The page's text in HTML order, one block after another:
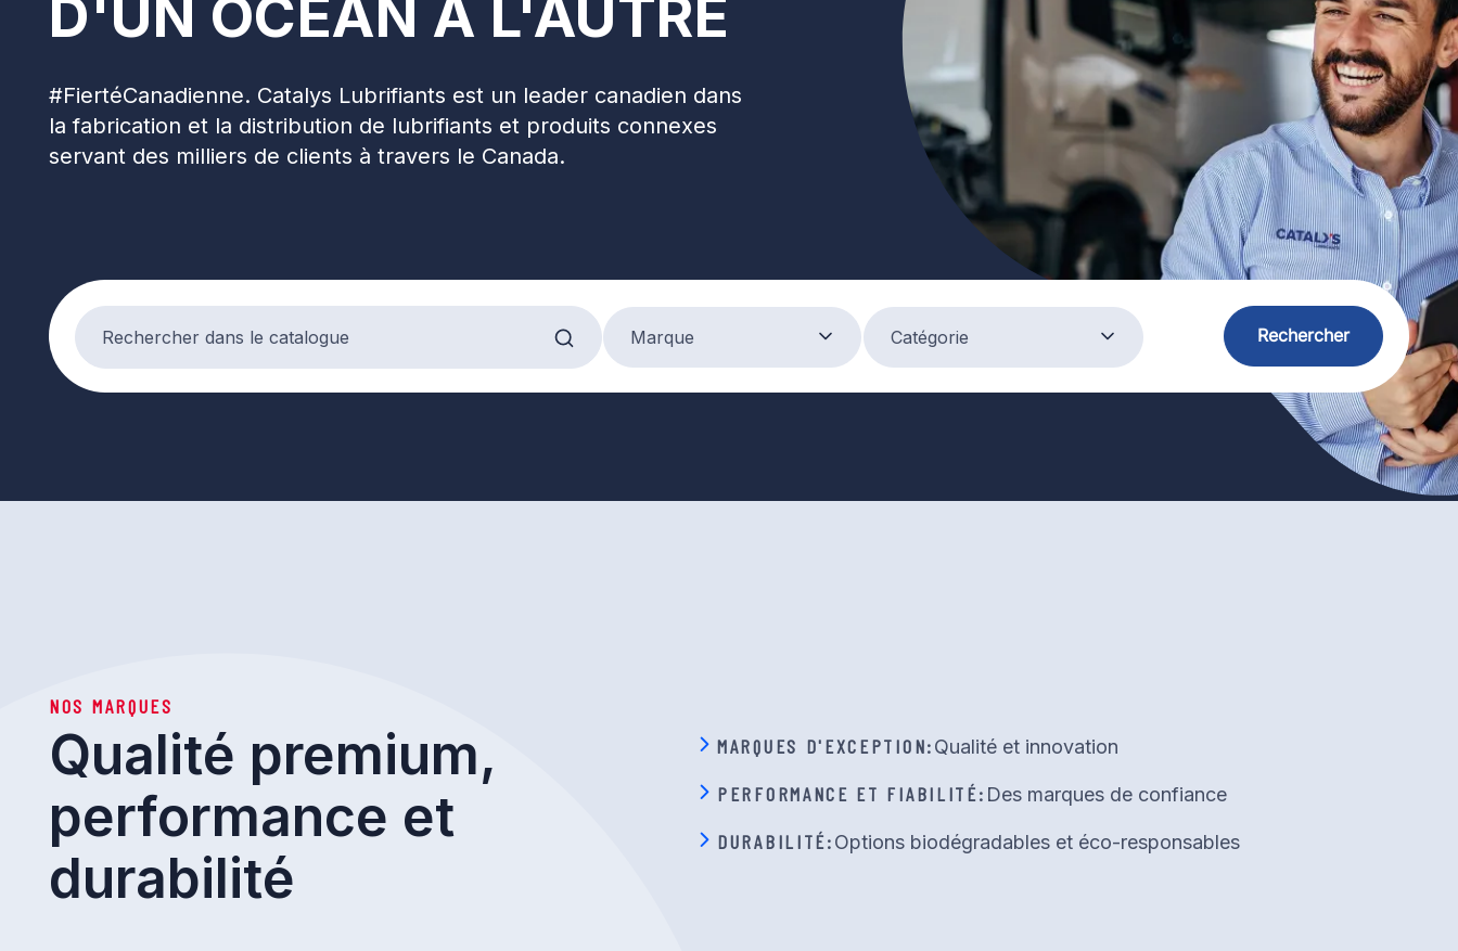
D'UN OCÉAN À L'AUTRE
#FiertéCanadienne. Catalys Lubrifiants est un leader canadien dans
la fabrication et la distribution de lubrifiants et produits connexes
servant des milliers de clients à travers le Canada.
Search products Marque
Marque
Product Category
Catégorie Rechercher
NOS MARQUES
Qualité premium,
performance et
durabilité
MARQUES D'EXCEPTION:Qualité et innovation
PERFORMANCE ET FIABILITÉ: Des marques de confiance
DURABILITÉ:Options biodégradables et éco-responsables